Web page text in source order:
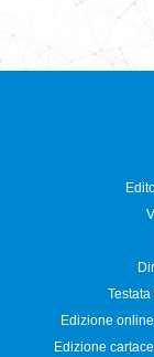
Edizione
Edizione